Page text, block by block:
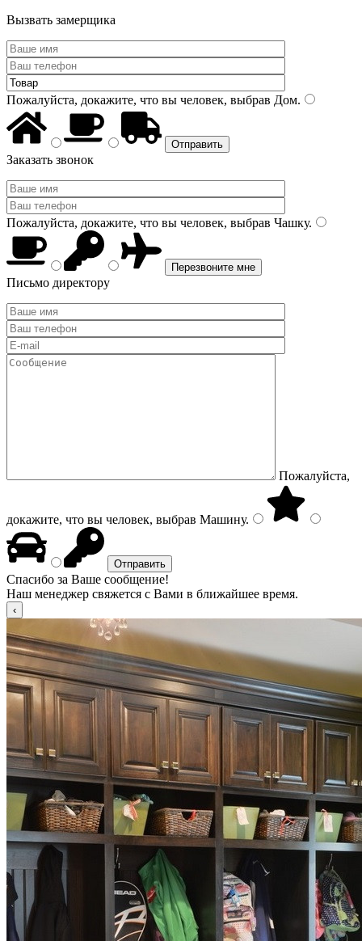
Вызвать замерщика
Пожалуйста, докажите, что вы человек, выбрав Дом.
Заказать звонок
Пожалуйста, докажите, что вы человек, выбрав Чашку.
Письмо директору
Пожалуйста,
докажите, что вы человек, выбрав Машину.
Спасибо за Ваше сообщение!
Наш менеджер свяжется с Вами в ближайшее время.